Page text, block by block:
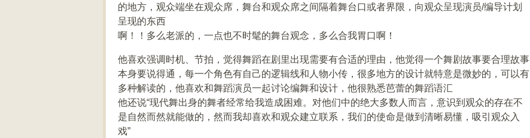
的地方，观众端坐在观众席，舞台和观众席之间隔着舞台口或者界限，向观众呈现演员/编导计划
呈现的东西
啊！！多么老派的，一点也不时髦的舞台观念，多么合我胃口啊！
他喜欢强调时机、节拍，觉得舞蹈在剧里出现需要有合适的理由，他觉得一个舞剧故事要合理故事
本身要说得通，每一个角色有自己的逻辑线和人物小传，很多地方的设计就特意是微妙的，可以有
多种解读的，他喜欢和舞蹈演员一起讨论编舞和设计，他很熟悉芭蕾的舞蹈语汇
他还说“现代舞出身的舞者经常给我造成困难。对他们中的绝大多数人而言，意识到观众的存在不
是自然而然就能做的，然而我却喜欢和观众建立联系，我们的使命是做到清晰易懂，吸引观众入
戏”